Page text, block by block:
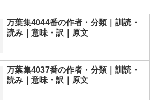
万葉集4044番の作者・分類｜訓読・
読み｜意味・訳｜原文
万葉集4037番の作者・分類｜訓読・
読み｜意味・訳｜原文